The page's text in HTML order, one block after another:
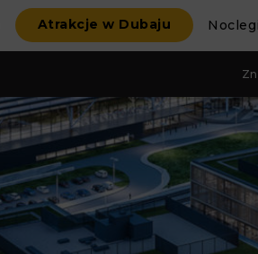
Atrakcje w Dubaju